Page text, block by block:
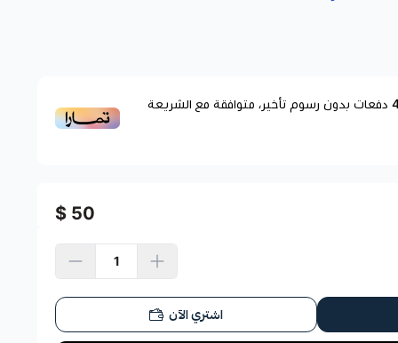
دفعات بدون رسوم تأخير، متوافقة مع الشريعة
50 $
اشتري الآن